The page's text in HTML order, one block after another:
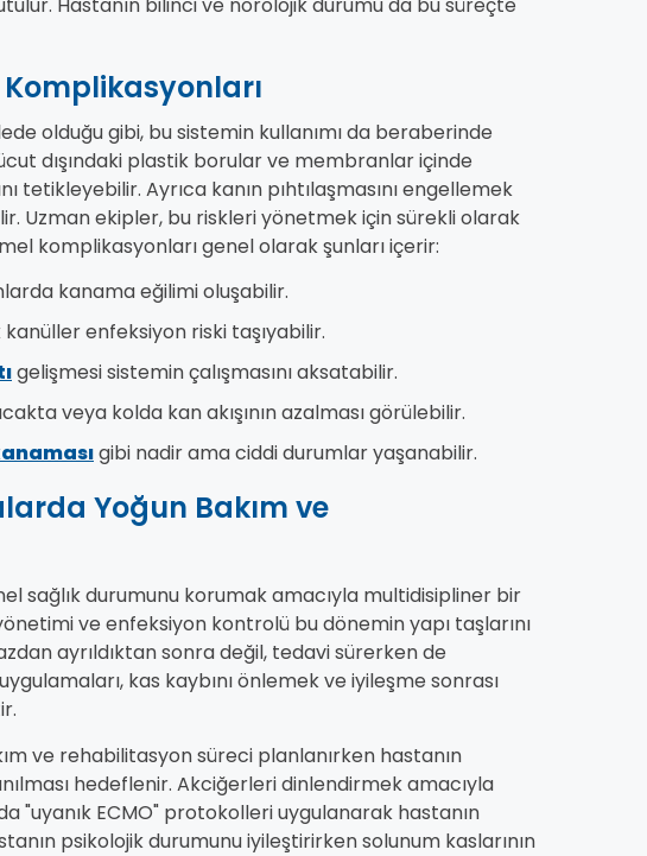
Hastanın bilinci ve nörolojik durumu da bu süreçte
Komplikasyonları
olduğu gibi, bu sistemin kullanımı da beraberinde
dışındaki plastik borular ve membranlar içinde
tetikleyebilir. Ayrıca kanın pıhtılaşmasını engellemek
Uzman ekipler, bu riskleri yönetmek için sürekli olarak
komplikasyonları genel olarak şunları içerir:
kanama eğilimi oluşabilir.
enfeksiyon riski taşıyabilir.
gelişmesi sistemin çalışmasını aksatabilir.
veya kolda kan akışının azalması görülebilir.
gibi nadir ama ciddi durumlar yaşanabilir.
Yoğun Bakım ve
sağlık durumunu korumak amacıyla multidisipliner bir
ve enfeksiyon kontrolü bu dönemin yapı taşlarını
ayrıldıktan sonra değil, tedavi sürerken de
kas kaybını önlemek ve iyileşme sonrası
ve rehabilitasyon süreci planlanırken hastanın
hedeflenir. Akciğerleri dinlendirmek amacıyla
"uyanık ECMO" protokolleri uygulanarak hastanın
psikolojik durumunu iyileştirirken solunum kaslarının